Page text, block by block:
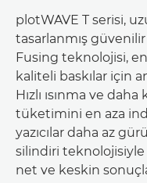
plotWAVE T serisi,
tasarlanmış güvenilir
Fusing teknolojisi,
kaliteli baskılar için
Hızlı ısınma ve
tüketimini en aza
yazıcılar daha az
silindiri teknolojisiyle
net ve keskin